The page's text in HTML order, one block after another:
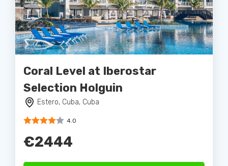
Coral Level at Iberostar
Selection Holguin
Estero, Cuba, Cuba
4.0
€2444